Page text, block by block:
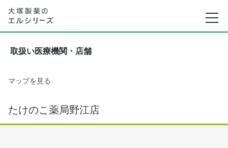
取扱い医療機関・店舗
マップを見る
たけのこ薬局野江店